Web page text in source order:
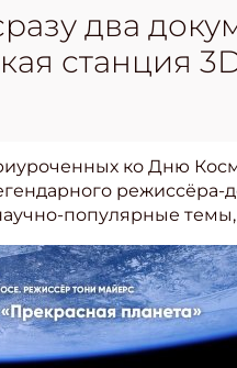
два
станция
ко Дню
популярные